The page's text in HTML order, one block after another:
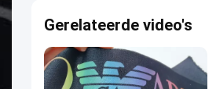
Gerelateerde video's